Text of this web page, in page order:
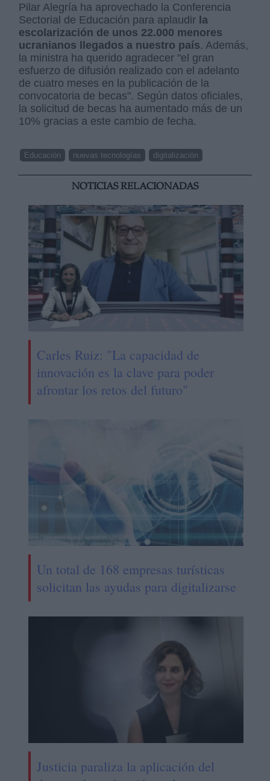
Pilar Alegría ha aprovechado la Conferencia
Sectorial de Educación para aplaudir la
escolarización de unos 22.000 menores
ucranianos llegados a nuestro país. Además,
la ministra ha querido agradecer "el gran
esfuerzo de difusión realizado con el adelanto
de cuatro meses en la publicación de la
convocatoria de becas". Según datos oficiales,
la solicitud de becas ha aumentado más de un
10% gracias a este cambio de fecha.
Educación nuevas tecnologías digitalización
NOTICIAS RELACIONADAS
Carles Ruiz: "La capacidad de
innovación es la clave para poder
afrontar los retos del futuro"
Un total de 168 empresas turísticas
solicitan las ayudas para digitalizarse
Justicia paraliza la aplicación del